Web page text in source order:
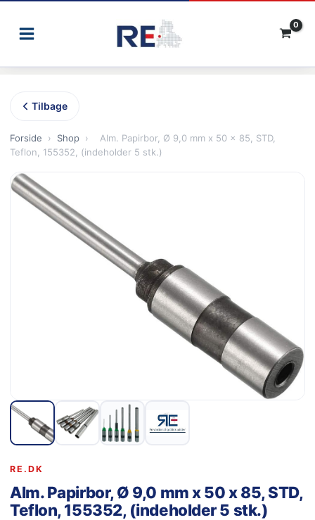
Tilbage
Forside › Shop ›
Alm. Papirbor, Ø 9,0 mm x 50 x 85, STD,
Teflon, 155352, (indeholder 5 stk.)
RE.DK
Alm. Papirbor, Ø 9,0 mm x 50 x 85, STD,
Teflon, 155352, (indeholder 5 stk.)